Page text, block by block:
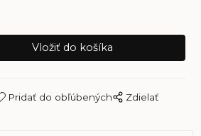
Pridať do obľúbených Zdielať